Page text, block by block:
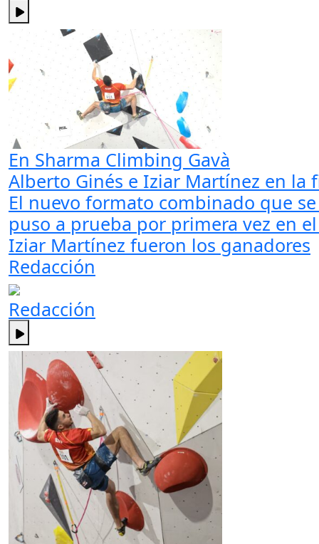
En Sharma Climbing Gavà
Alberto Ginés e Iziar Martínez en la
El nuevo formato combinado que
puso a prueba por primera vez en
Iziar Martínez fueron los ganadores
Redacción
Redacción